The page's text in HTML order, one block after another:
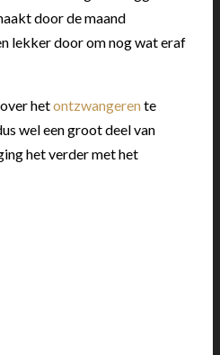
door de maand
lekker door om nog wat eraf
hetontzwangerente
wel een groot deel van
het verder met het